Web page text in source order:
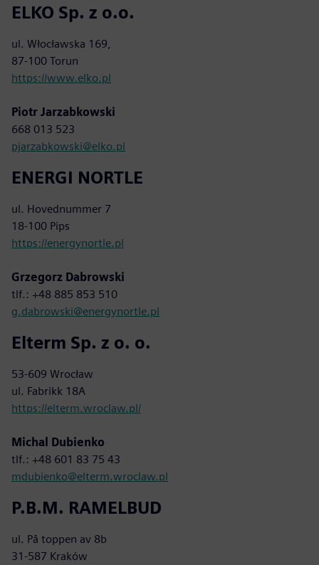
ELKO Sp. z o.o.
ul. Włocławska 169,
87-100 Torun
https://www.elko.pl
Piotr Jarzabkowski
668 013 523
pjarzabkowski@elko.pl
ENERGI NORTLE
ul. Hovednummer 7
18-100 Pips
https://energynortle.pl
Grzegorz Dabrowski
tlf.: +48 885 853 510
g.dabrowski@energynortle.pl
Elterm Sp. z o. o.
53-609 Wrocław
ul. Fabrikk 18A
https://elterm.wroclaw.pl/
Michal Dubienko
tlf.: +48 601 83 75 43
mdubienko@elterm.wroclaw.pl
P.B.M. RAMELBUD
ul. På toppen av 8b
31-587 Kraków